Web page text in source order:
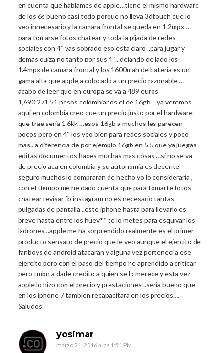
en cuenta que hablamos de apple…tiene el mismo hardware
de los 6s bueno casi todo porque no lleva 3dtouch que lo
veo innecesario y la camara frontal se queda en 1.2mpx …
para tomarse fotos chatear y toda la pijada de redes
sociales con 4″ vas sobrado eso esta claro ..para jugar y
demas quiza no tanto por sus 4″.. dejando de lado los
1.4mpx de camara frontal y los 1600mah de bateria es un
gama alta que apple a colocado a un precio razonable …
acabo de leer que en europa se va a 489 euros=
1,690,271.51 pesos colombianos el de 16gb… ya veremos
aqui en colombia creo que un precio justo por el hardware
que trae seria 1.6kk …esos 16gb a muchos les parecen
pocos pero en 4″ los veo bien para redes sociales y poco
mas.. a diferencia de por ejemplo 16gb en 5.5 que ya juegas
editas documentos haces muchas mas cosas …si no se va
de precio aca en colombia y su autonomia es decente
seguro muchos lo compraran de hecho yo lo consideraria ,
con el tiempo me he dado cuenta que para tomarte fotos
chatear revisar fb instagram no es necesario tantas
pulgadas de pantalla ..este iphone hasta para llevarlo es
breve hasta entre los huev** te lo metes para esquivar los
ladrones…apple me ha sorprendido realmente es el primer
producto sensato de precio que le veo aunque el ejercito de
fanboys de android atacaran y alguna vez perteneci a ese
ejercito pero con el paso del tiempo he aprendido a criticar
pero tmbn a darle credito a quien se lo merece y esta vez
apple lo hizo con el precio y prestaciones ..seria bueno que
en los iphone 7 tambien recapacitara en los precios….
Saludos
yosimar
marzo 21, 2016 a las 1:51 PM